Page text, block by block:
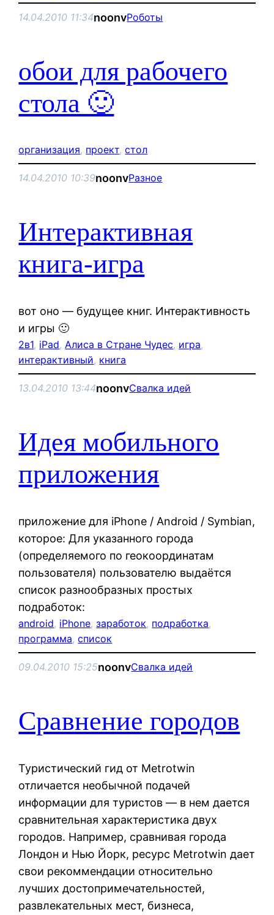
14.04.2010 11:34noonvРоботы
обои для рабочего
стола 🙂
организация, проект, стол
14.04.2010 10:39noonvРазное
Интерактивная
книга-игра
вот оно — будущее книг. Интерактивность
и игры 🙂
2в1, iPad, Алиса в Стране Чудес, игра
интерактивный, книга
13.04.2010 13:44noonvСвалка идей
Идея мобильного
приложения
приложение для iPhone / Android / Symbian,
которое: Для указанного города
(определяемого по геокоординатам
пользователя) пользователю выдаётся
список разнообразных простых
подработок:
android, iPhone, заработок, подработка
программа, список
09.04.2010 15:25noonvСвалка идей
Сравнение городов
Туристический гид от Metrotwin
отличается необычной подачей
информации для туристов — в нем дается
сравнительная характеристика двух
городов. Например, сравнивая города
Лондон и Нью Йорк, ресурс Metrotwin дает
свои рекоммендации относительно
лучших достопримечательностей,
развлекательных мест, бизнеса,